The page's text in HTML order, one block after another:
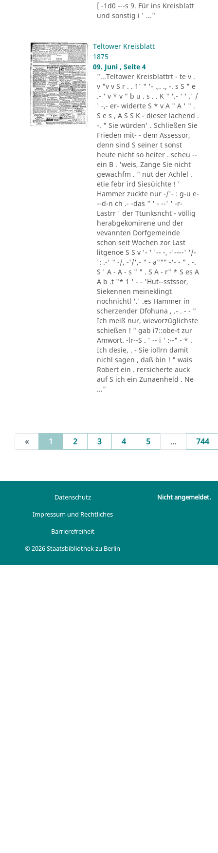
[ -1d0 ---s 9. Für ins Kreisblatt
und sonstig i ' ..."
Teltower Kreisblatt
1875
09. Juni , Seite 4
"...Teltower Kreisblattrt - te v .
v "v v S r . . 1' " '- .,. ., -. s S " e
.- ' v * v " b u . s . . K " '.- ' ' .' /
' -,- er- widerte S * v A " A ' " .
S e s , A S S K - dieser lachend .
-. " Sie würden' . Schließen Sie
Frieden mit- - dem Assessor,
denn sind S seiner t sonst
heute nicht so heiter . scheu --
ein B . 'weis, Zange Sie nicht
gewachfm . " nüt der Achlel .
etie febr ird Siesüichte ! '
Hammer zuckte nur -/'- : g-u e-
--d-n ch .- -das " ' - --' ' -r-
Lastrr ' der Ttunksncht - völlig
herabgekomirene und der
vevannten Dorfgemeinde
schon seit Wochen zor Last
litgenoe S S v '- ' '-- -, -'----' '/-
': .-' " -/, -'/',- " - a""" -'- - " . -.
S ' A - A - s " " . S A - r" * S es A
A b .t "* 1 ' - - 'Hut--sstssor,
Siekennen meineklingt
nochnichtl '.' .es Hammer in
scherzender Dfohuna , .- . - - "
Ich meiß nur, wievorzüglichste
schießen ! " gab i7::obe-t zur
Amwort. -lr--S . ' -- i ' :--" - * .
Ich desie, . - Sie iollrn damit
nichl sagen , daß bin ! " wais
Robert ein . rersicherte auck
auf S ich ein Zunaenheld . Ne
..."
« 1 (current)
2 3 4 5 ... 744
Datenschutz
Impressum und Rechtliches
Barrierefreiheit
© 2026 Staatsbibliothek zu Berlin
Nicht angemeldet.